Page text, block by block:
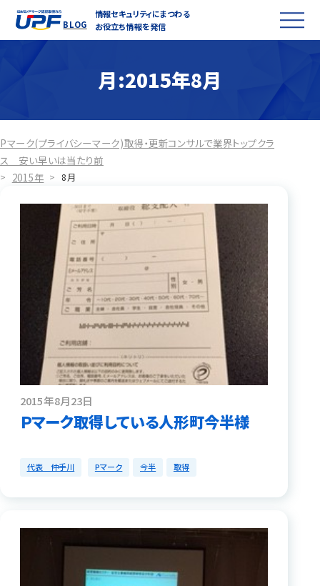
BLOG
情報セキュリティにまつわる
お役立ち情報を発信
月:2015年8月
Pマーク(プライバシーマーク)取得・更新コンサルで業界トップクラ
ス 安い早いは当たり前
> 2015年 > 8月
2015年8月23日
Ｐマーク取得している人形町今半様
代表 仲手川 Pマーク 今半 取得